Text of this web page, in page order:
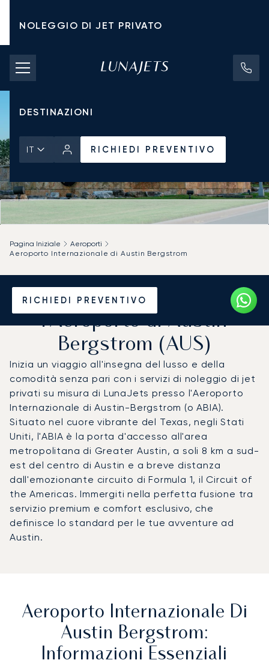
NOLEGGIO DI JET PRIVATO
TARIFFE DI NOLEGGIO
JET PRIVATI
DESTINAZIONI
IT RICHIEDI PREVENTIVO
RICHIEDI PREVENTIVO
Pagina Iniziale
Aeroporti
Aeroporto Internazionale di Austin Bergstrom
Noleggio jet privato per
l'Aeroporto di Austin
Bergstrom (AUS)
Inizia un viaggio all'insegna del lusso e della
comodità senza pari con i servizi di noleggio di jet
privati su misura di LunaJets presso l'Aeroporto
Internazionale di Austin-Bergstrom (o ABIA).
Situato nel cuore vibrante del Texas, negli Stati
Uniti, l'ABIA è la porta d'accesso all'area
metropolitana di Greater Austin, a soli 8 km a sud-
est del centro di Austin e a breve distanza
dall'emozionante circuito di Formula 1, il Circuit of
the Americas. Immergiti nella perfetta fusione tra
servizio premium e comfort esclusivo, che
definisce lo standard per le tue avventure ad
Austin.
Aeroporto Internazionale Di
Austin Bergstrom:
Informazioni Essenziali